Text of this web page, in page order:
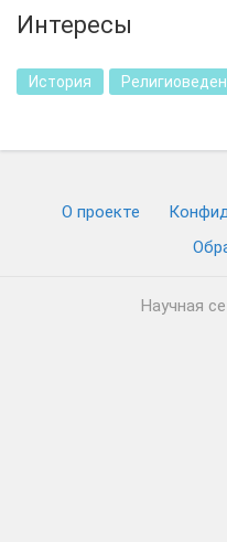
Интересы
История
О проекте
Научная